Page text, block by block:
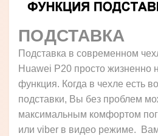
ПОДСТАВКА
Подставка в современном
Huawei P20 просто жизненно
функция. Когда в чехле есть
подставки, Вы без проблем
максимальным комфортом
или viber в видео режиме.